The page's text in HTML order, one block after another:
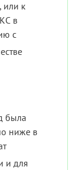
или к
в
с
была
ниже в
и для